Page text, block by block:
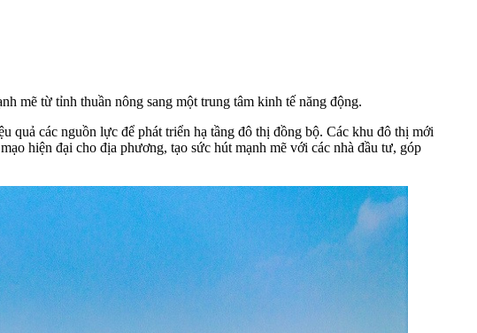
mẽ từ tỉnh thuần nông sang một trung tâm kinh tế năng động.
các nguồn lực để phát triển hạ tầng đô thị đồng bộ. Các khu đô thị mới
hiện đại cho địa phương, tạo sức hút mạnh mẽ với các nhà đầu tư, góp